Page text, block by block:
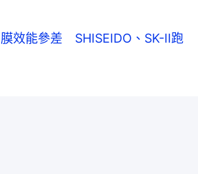
膜效能參差 SHISEIDO、SK-II跑